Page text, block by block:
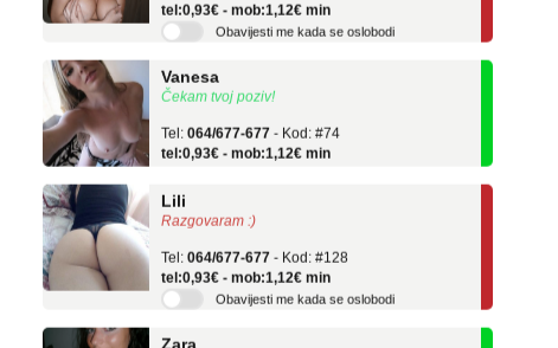
Obavijesti me kada se oslobodi
Čekam tvoj poziv!
tel:0,93€ - mob:1,12€ min
Razgovaram :)
tel:0,93€ - mob:1,12€ min
Obavijesti me kada se oslobodi
Čekam tvoj poziv!